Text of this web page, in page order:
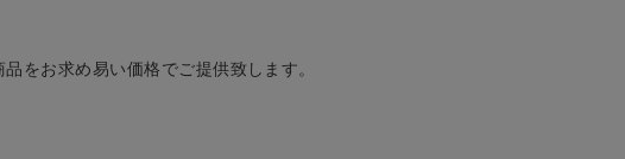
をお求め易い価格でご提供致します。